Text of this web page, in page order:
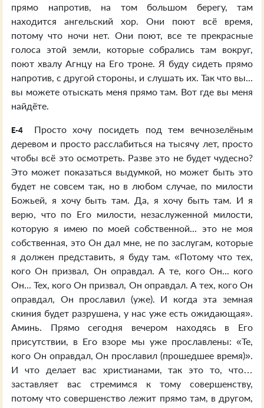
прямо напротив, на том большом берегу, там
находится ангельский хор. Они поют всё время,
потому что ночи нет. Они поют, все те прекрасные
голоса этой земли, которые собрались там вокруг,
поют хвалу Агнцу на Его троне. Я буду сидеть прямо
напротив, с другой стороны, и слушать их. Так что вы...
вы можете отыскать меня прямо там. Вот где вы меня
найдёте.
E-4
Просто хочу посидеть под тем вечнозелёным
деревом и просто расслабиться на тысячу лет, просто
чтобы всё это осмотреть. Разве это не будет чудесно?
Это может показаться выдумкой, но может быть это
будет не совсем так, но в любом случае, по милости
Божьей, я хочу быть там. Да, я хочу быть там. И я
верю, что по Его милости, незаслуженной милости,
которую я имею по моей собственной... это не моя
собственная, это Он дал мне, не по заслугам, которые
я должен представить, я буду там. «Потому что тех,
кого Он призвал, Он оправдал. А те, кого Он... кого
Он... Тех, кого Он призвал, Он оправдал. А тех, кого Он
оправдал, Он прославил (уже). И когда эта земная
скиния будет разрушена, у нас уже есть ожидающая».
Аминь. Прямо сегодня вечером находясь в Его
присутствии, в Его взоре мы уже прославлены: «Те,
кого Он оправдал, Он прославил (прошедшее время)».
И что делает вас христианами, так это то, что…
заставляет вас стремимся к тому совершенству,
потому что совершенство лежит прямо там, в другом,